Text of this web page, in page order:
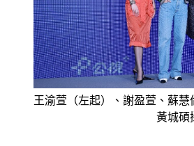
王渝萱（左起）、謝盈萱、蘇
黃城碩